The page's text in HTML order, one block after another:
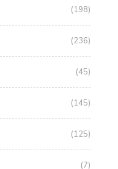
(198)
(236)
(45)
(145)
(125)
(7)